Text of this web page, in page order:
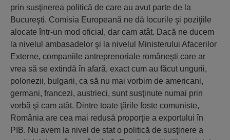
prin susţinerea politică de care au avut parte de la
Bucureşti. Comisia Europeană ne dă locurile şi poziţiile
alocate într-un mod oficial, dar cam atât. Dacă ne ducem
la nivelul ambasadelor şi la nivelul Ministerului Afacerilor
Externe, companiile antreprenoriale româneşti care ar
vrea să se extindă în afară, exact cum au făcut ungurii,
polonezii, bulgarii, ca să nu mai vorbim de americani,
germani, francezi, austrieci, sunt susţinute numai prin
vorbă şi cam atât. Dintre toate ţările foste comuniste,
România are cea mai redusă proporţie a exportului în
PIB. Nu avem la nivel de stat o politică de susţinere a